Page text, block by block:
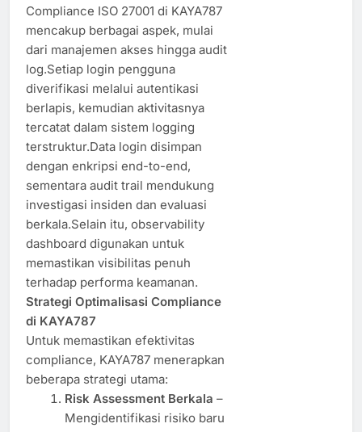
Compliance ISO 27001 di KAYA787
mencakup berbagai aspek, mulai
dari manajemen akses hingga audit
log.Setiap login pengguna
diverifikasi melalui autentikasi
berlapis, kemudian aktivitasnya
tercatat dalam sistem logging
terstruktur.Data login disimpan
dengan enkripsi end-to-end,
sementara audit trail mendukung
investigasi insiden dan evaluasi
berkala.Selain itu, observability
dashboard digunakan untuk
memastikan visibilitas penuh
terhadap performa keamanan.
Strategi Optimalisasi Compliance
di KAYA787
Untuk memastikan efektivitas
compliance, KAYA787 menerapkan
beberapa strategi utama:
Risk Assessment Berkala –
Mengidentifikasi risiko baru